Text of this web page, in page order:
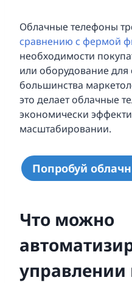
Облачные телефоны
сравнению с фермой
необходимости
или оборудование
большинства
это делает облачные
экономически
масштабировании.
Попробуй
Что можно